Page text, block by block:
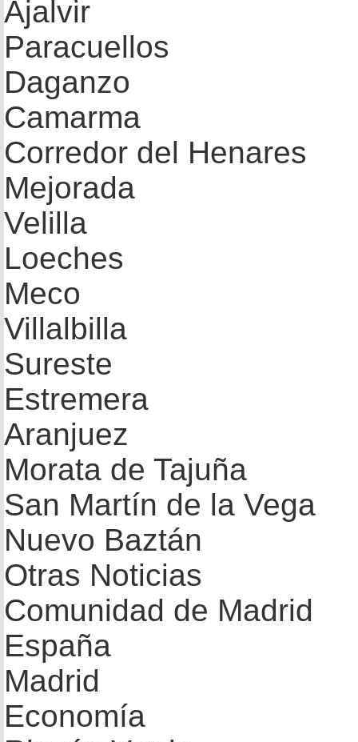
Ajalvir
Paracuellos
Daganzo
Camarma
Corredor del Henares
Mejorada
Velilla
Loeches
Meco
Villalbilla
Sureste
Estremera
Aranjuez
Morata de Tajuña
San Martín de la Vega
Nuevo Baztán
Otras Noticias
Comunidad de Madrid
España
Madrid
Economía